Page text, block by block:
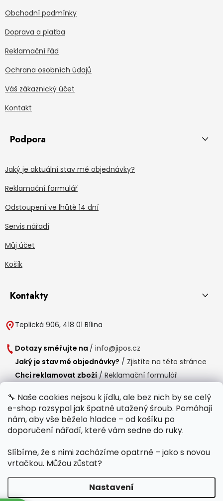
🔧 Naše cookies nejsou k jídlu, ale bez nich by se celý
e-shop rozsypal jak špatně utažený šroub. Pomáhají
nám, aby vše běželo hladce – od košíku po
doporučení nářadí, které vám sedne do ruky.
Slíbíme, že s nimi zacházíme opatrně – jako s novou
vrtačkou. Můžou zůstat?
Nastavení
Obchodní podmínky
Doprava a platba
Reklamační řád
Ochrana osobních údajů
Váš zákaznický účet
Kontakt
Podpora
Jaký je aktuální stav mé objednávky?
Reklamační formulář
Odstoupení ve lhůtě 14 dní
Servis nářadí
Můj účet
Košík
Kontakty
Teplická 906, 418 01 Bílina
Dotazy směřujte na / info@jipos.cz
Jaký je stav mé objednávky? / Zjistíte na této stránce
Chci reklamovat zboží / Reklamační formulář
Provozní doba
Po-Čt /
8:00 - 15:00
Polední přestávka /11:00 - 11:30